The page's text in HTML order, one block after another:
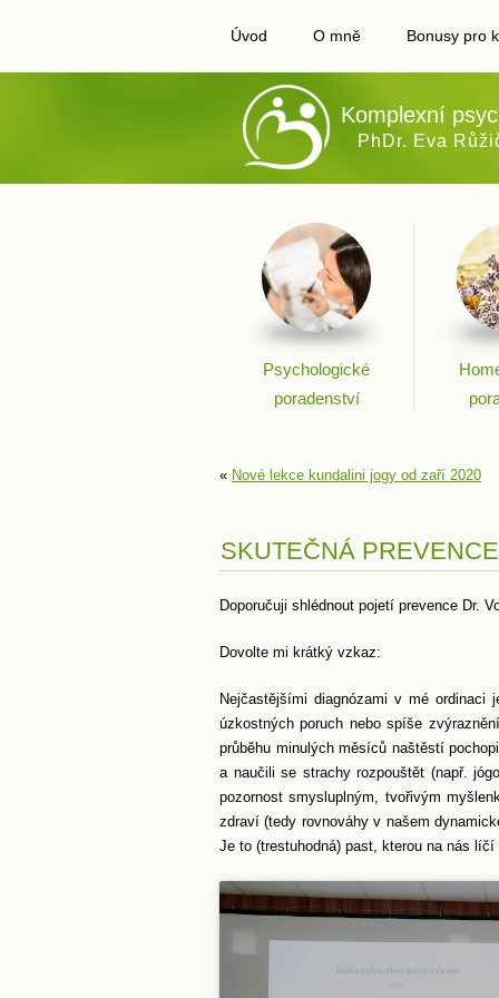
Úvod O mně Bonusy pro
Komplexní
PhDr. Eva
Psychologické
poradenství
« Nové lekce kundalini jogy od zaří 2020
SKUTEČNÁ
Doporučuji shlédnout pojetí prevence Dr.
Dovolte mi krátký vzkaz:
Nejčastějšími diagnózami v mé
úzkostných poruch nebo spíše
průběhu minulých měsíců naštěstí
a naučili se strachy rozpouštět (např.
pozornost smysluplným, tvořivým
zdraví (tedy rovnováhy v našem
Je to (trestuhodná) past, kterou na nás